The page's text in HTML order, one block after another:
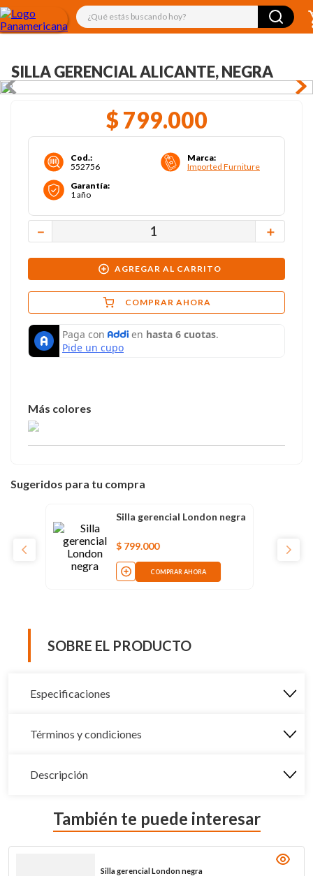
¿Qué estás buscando hoy?
SILLA GERENCIAL ALICANTE, NEGRA
$ 799.000
Cod.:
552756
Marca:
Imported Furniture
Garantía:
1 año
＋
－
AGREGAR AL CARRITO
COMPRAR AHORA
Sugeridos para tu compra
Silla gerencial London negra
$799.000
COMPRAR AHORA
SOBRE EL PRODUCTO
Especificaciones
Términos y condiciones
Descripción
También te puede interesar
Silla gerencial London negra